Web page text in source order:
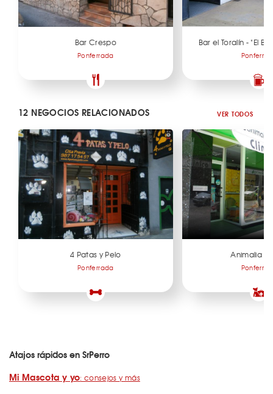
Bar Crespo
Ponferrada
Bar el Toralín - "El
12 NEGOCIOS RELACIONADOS VER TODOS
4 Patas y Pelo
Ponferrada
Animalia
Atajos rápidos en SrPerro
Mi Mascota y yo: consejos y más